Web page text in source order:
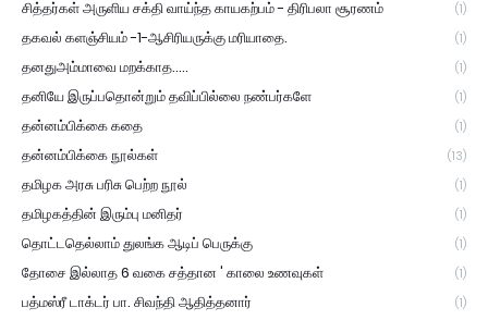
சித்தர்கள் அருளிய சக்தி வாய்ந்த காயகற்பம் - திரிபலா சூரணம் (1)
தகவல் களஞ்சியம் -1-ஆசிரியருக்கு மரியாதை. (1)
தனதுஅம்மாவை மறக்காத..... (1)
தனியே இருப்பதொன்றும் தவிப்பில்லை நண்பர்களே (1)
தன்னம்பிக்கை கதை (1)
தன்னம்பிக்கை நூல்கள் (13)
தமிழக அரசு பரிசு பெற்ற நூல் (1)
தமிழகத்தின் இரும்பு மனிதர் (1)
தொட்டதெல்லாம் துலங்க ஆடிப் பெருக்கு (1)
தோசை இல்லாத 6 வகை சத்தான ' காலை உணவுகள் (1)
பத்மஸ்ரீ டாக்டர் பா. சிவந்தி ஆதித்தனார் (1)